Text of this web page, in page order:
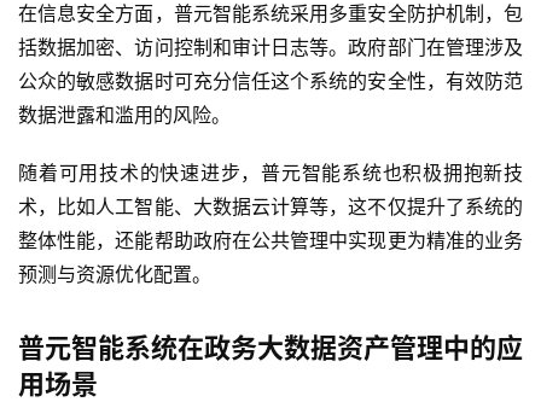
在信息安全方面，普元智能系统采用多重安全防护机制，包
括数据加密、访问控制和审计日志等。政府部门在管理涉及
公众的敏感数据时可充分信任这个系统的安全性，有效防范
数据泄露和滥用的风险。
随着可用技术的快速进步，普元智能系统也积极拥抱新技
术，比如人工智能、大数据云计算等，这不仅提升了系统的
整体性能，还能帮助政府在公共管理中实现更为精准的业务
预测与资源优化配置。
普元智能系统在政务大数据资产管理中的应
用场景